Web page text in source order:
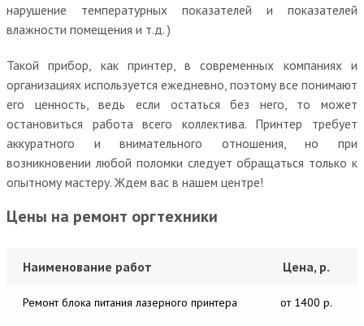
нарушение температурных показателей и показателей
влажности помещения и т.д. )
Такой прибор, как принтер, в современных компаниях и
организациях используется ежедневно, поэтому все понимают
его ценность, ведь если остаться без него, то может
остановиться работа всего коллектива. Принтер требует
аккуратного и внимательного отношения, но при
возникновении любой поломки следует обращаться только к
опытному мастеру. Ждем вас в нашем центре!
Цены на ремонт оргтехники
Наименование работ Цена, р.
Ремонт блока питания лазерного принтера от 1400 р.